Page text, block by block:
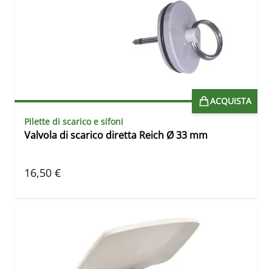
ACQUISTA
Pilette di scarico e sifoni
Valvola di scarico diretta Reich Ø 33 mm
16,50 €